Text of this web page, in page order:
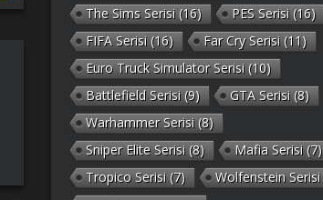
The Sims Serisi (16) PES Serisi (16)
FIFA Serisi (16) Far Cry Serisi (11)
Euro Truck Simulator Serisi (10)
Battlefield Serisi (9) GTA Serisi (8)
Warhammer Serisi (8)
Sniper Elite Serisi (8) Mafia Serisi (7)
Tropico Serisi (7) Wolfenstein Serisi